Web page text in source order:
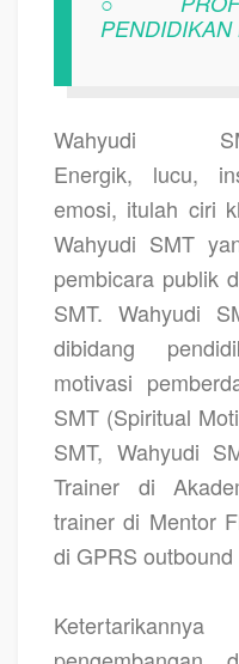
PENDIDIKAN
Wahyudi
Energik, lucu,
emosi, itulah ciri
Wahyudi SMT
pembicara publik
SMT. Wahyudi
dibidang
motivasi
SMT (Spiritual
SMT, Wahyudi
Trainer di
trainer di Mentor
di GPRS